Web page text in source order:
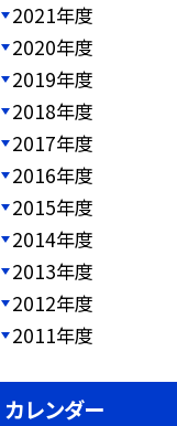
2021年度
2020年度
2019年度
2018年度
2017年度
2016年度
2015年度
2014年度
2013年度
2012年度
2011年度
カレンダー